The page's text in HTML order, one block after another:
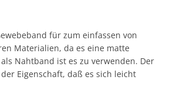
für zum einfassen von
Materialien, da es eine matte
Nahtband ist es zu verwenden. Der
Eigenschaft, daß es sich leicht